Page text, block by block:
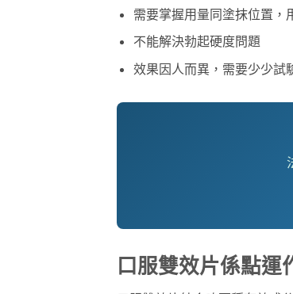
需要掌握用量同塗抹位置，
不能解決勃起硬度問題
效果因人而異，需要少少試
口服雙效片係點運